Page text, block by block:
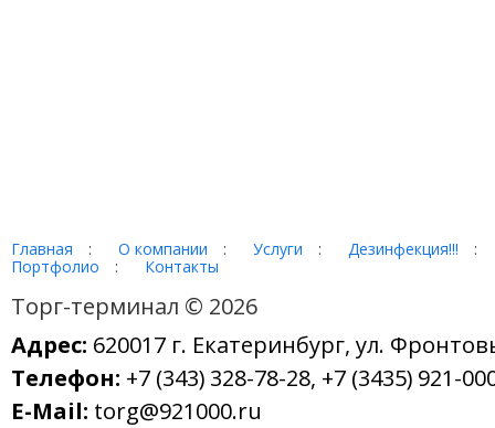
Главная : О компании : Услуги : Дезинфекция!!!
:
Портфолио
: Контакты
Торг-терминал © 2026
Адрес: 620017 г. Екатеринбург, ул.
Телефон: +7 (343) 328-78-28, +7 (3435) 921-
E-Mail: torg@921000.ru